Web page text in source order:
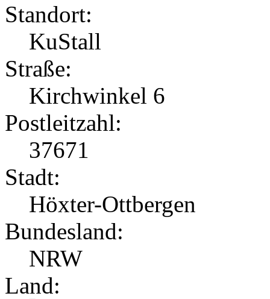
Standort:
KuStall
Straße:
Kirchwinkel 6
Postleitzahl:
37671
Stadt:
Höxter-Ottbergen
Bundesland:
NRW
Land: